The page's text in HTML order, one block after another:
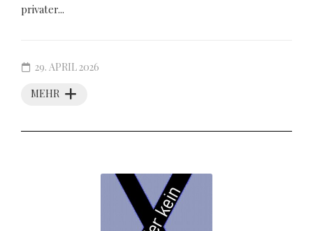
privater...
MEHR
29. APRIL 2026